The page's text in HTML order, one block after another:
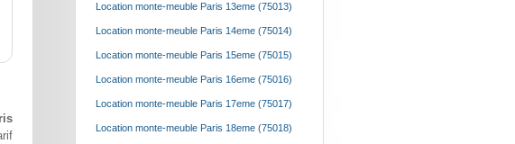
Location monte-meuble Paris 13eme (75013)
Location monte-meuble Paris 14eme (75014)
Location monte-meuble Paris 15eme (75015)
Location monte-meuble Paris 16eme (75016)
Location monte-meuble Paris 17eme (75017)
Location monte-meuble Paris 18eme (75018)